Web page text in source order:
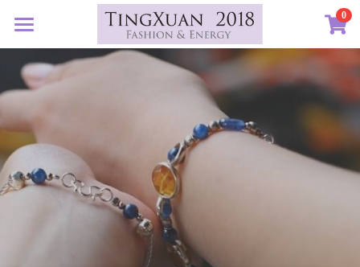
0
首頁
客訂圖集
創作選購
系列設計
01｜星球羈絆
02｜夏戀女神
定製表單
認識素材
×
商品分類
所有商品分類